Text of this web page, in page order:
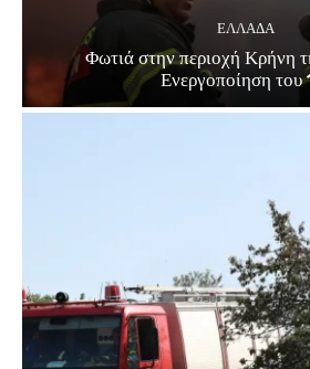
ΕΛΛΑΔΑ
Φωτιά στην περιοχή Κρήνη
Ενεργοποίηση του